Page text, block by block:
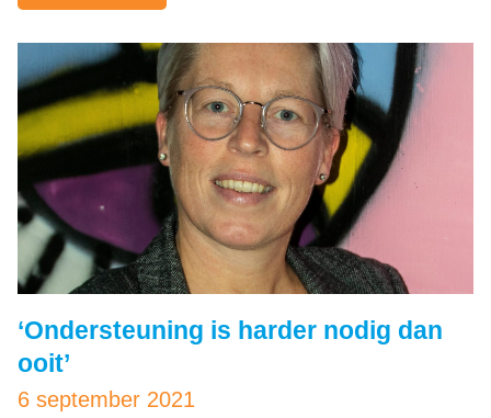
‘Ondersteuning is harder nodig dan
ooit’
6 september 2021